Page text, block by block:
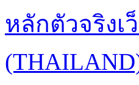
หลักตัวจริงเ